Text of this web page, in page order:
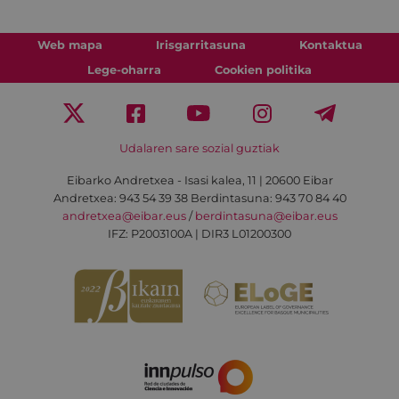
Web mapa Irisgarritasuna
Kontaktua
Lege-oharra
Cookien politika
Udalaren sare sozial guztiak
Eibarko Andretxea - Isasi kalea, 11 | 20600 Eibar
Andretxea: 943 54 39 38 Berdintasuna: 943 70 84 40
andretxea@eibar.eus/ berdintasuna@eibar.eus
IFZ: P2003100A | DIR3 L01200300